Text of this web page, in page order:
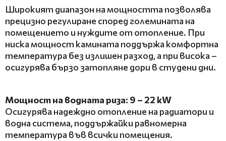
Широкият диапазон на мощността позволява
прецизно регулиране според големината на
помещението и нуждите от отопление. При
ниска мощност камината поддържа комфортна
температура без излишен разход, а при висока –
осигурява бързо затопляне дори в студени дни.
Мощност на водната риза: 9 – 22 kW
Осигурява надеждно отопление на радиатори и
водна система, поддържайки равномерна
температура във всички помещения.